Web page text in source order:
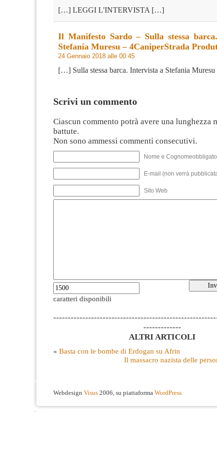
[…] LEGGI L'INTERVISTA […]
Il Manifesto Sardo – Sulla stessa
Stefania Muresu – 4CaniperStrada
24 Gennaio 2018 alle 00:45
[…] Sulla stessa barca. Intervista a Stefania
Scrivi un commento
Ciascun commento potrà avere una lunghezza
battute.
Non sono ammessi commenti consecutivi.
Nome e
E-mail (non verrà
Sito Web
caratteri disponibili
-------------
ALTRI ARTICOLI
« Basta con le bombe di Erdogan su Afrin
Il massacro nazista delle
Webdesign Visus 2006, su piattaforma WordPress